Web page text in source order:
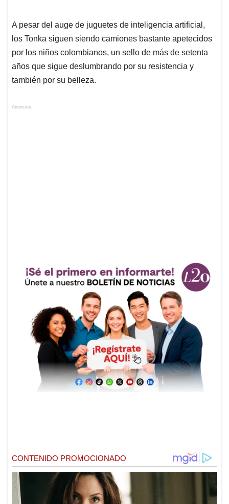
A pesar del auge de juguetes de inteligencia artificial,
los Tonka siguen siendo camiones bastante apetecidos
por los niños colombianos, un sello de más de setenta
años que sigue deslumbrando por su resistencia y
también por su belleza.
Anuncios.